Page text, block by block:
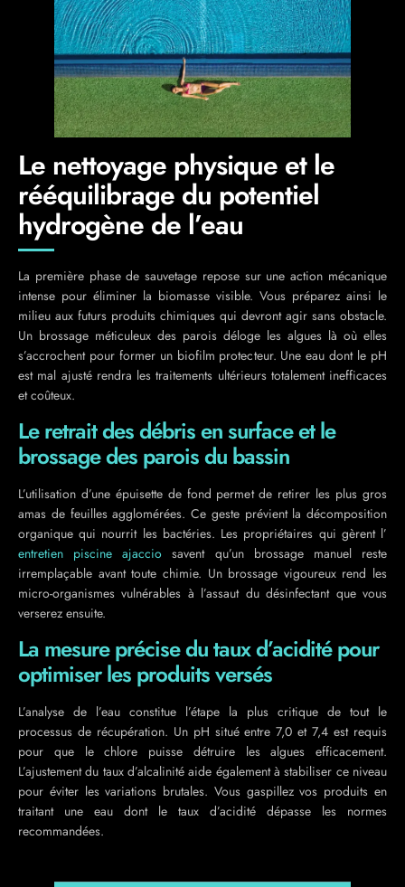
Le nettoyage physique et le
rééquilibrage du potentiel
hydrogène de l’eau
La première phase de sauvetage repose sur une action mécanique
intense pour éliminer la biomasse visible. Vous préparez ainsi le
milieu aux futurs produits chimiques qui devront agir sans obstacle.
Un brossage méticuleux des parois déloge les algues là où elles
s’accrochent pour former un biofilm protecteur. Une eau dont le pH
est mal ajusté rendra les traitements ultérieurs totalement inefficaces
et coûteux.
Le retrait des débris en surface et le
brossage des parois du bassin
L’utilisation d’une épuisette de fond permet de retirer les plus gros
amas de feuilles agglomérées. Ce geste prévient la décomposition
organique qui nourrit les bactéries. Les propriétaires qui gèrent l’
entretien piscine ajaccio savent qu’un brossage manuel reste
irremplaçable avant toute chimie. Un brossage vigoureux rend les
micro-organismes vulnérables à l’assaut du désinfectant que vous
verserez ensuite.
La mesure précise du taux d’acidité pour
optimiser les produits versés
L’analyse de l’eau constitue l’étape la plus critique de tout le
processus de récupération. Un pH situé entre 7,0 et 7,4 est requis
pour que le chlore puisse détruire les algues efficacement.
L’ajustement du taux d’alcalinité aide également à stabiliser ce niveau
pour éviter les variations brutales. Vous gaspillez vos produits en
traitant une eau dont le taux d’acidité dépasse les normes
recommandées.